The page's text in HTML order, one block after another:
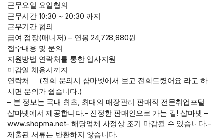
근무요일 요일협의
근무시간 10:30 ~ 20:30 까지
근무기간 협의
급여 점장(매니저) – 연봉 24,728,880원
접수내용 및 문의
지원방법 연락처를 통한 입사지원
마감일 채용시까지
연락처 (전화 문의시 샵마넷에서 보고 전화드렸어요 라고 하
시면 문의가 쉽습니다.)
– 본 정보는 국내 최초, 최대의 매장관리 판매직 전문취업포털
샵마넷에서 제공합니다.- 진정한 판매인으로 가는 길! 샵마넷 –
www.shopma.net- 해당업체 사정상 조기 마감될 수 있습니다.-
제출된 서류는 반환하지 않습니다.